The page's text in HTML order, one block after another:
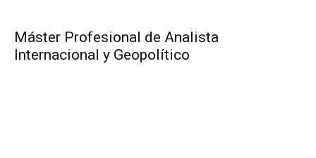
Máster Profesional de Analista
Internacional y Geopolítico